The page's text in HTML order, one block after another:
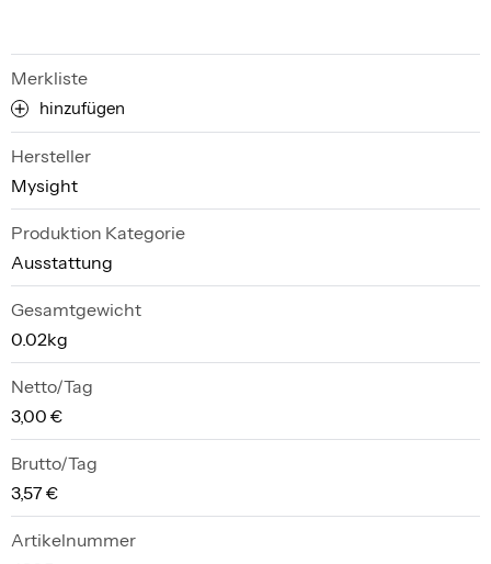
Merkliste
hinzufügen
Hersteller
Mysight
Produktion Kategorie
Ausstattung
Gesamtgewicht
0.02kg
Netto/Tag
3,00 €
Brutto/Tag
3,57 €
Artikelnummer